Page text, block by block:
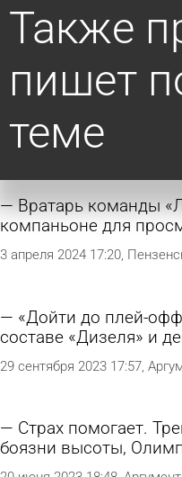
Также
пишет
теме
Вратарь команды
компаньоне для
3 апреля 2024 17:20
«Дойти до плей-
составе «Дизеля» и
29 сентября 2023 17:57
Страх помогает.
боязни высоты,